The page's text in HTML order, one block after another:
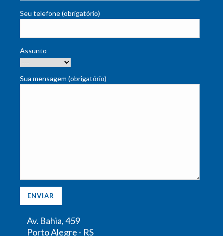
Seu telefone (obrigatório)
Assunto
Sua mensagem (obrigatório)
Av. Bahia, 459
Porto Alegre - RS